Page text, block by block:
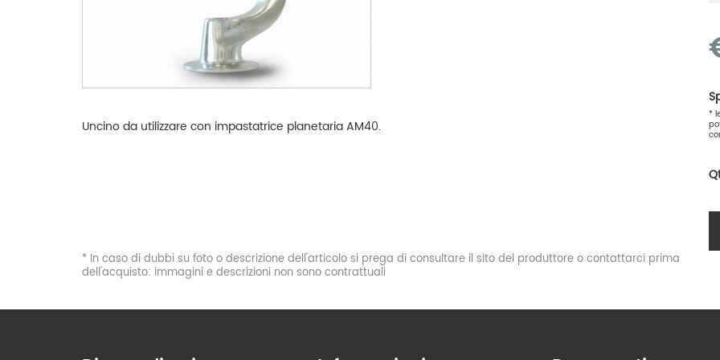
Uncino da utilizzare con impastatrice planetaria AM40.
* In caso di dubbi su foto o descrizione dell'articolo si prega di consultare il sito del produttore o contattarci prima
dell'acquisto: immagini e descrizioni non sono contrattuali
*